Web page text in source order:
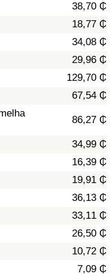
38,70 ₵
18,77 ₵
34,08 ₵
29,96 ₵
129,70 ₵
67,54 ₵
86,27 ₵
34,99 ₵
16,39 ₵
19,91 ₵
36,13 ₵
33,11 ₵
26,50 ₵
10,72 ₵
7,09 ₵